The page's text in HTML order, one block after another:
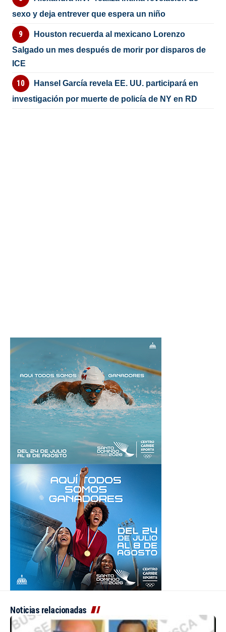
sexo y deja entrever que espera un niño
Houston recuerda al mexicano Lorenzo
Salgado un mes después de morir por disparos de
ICE
Hansel García revela EE. UU. participará en
investigación por muerte de policía de NY en RD
Noticias relacionadas